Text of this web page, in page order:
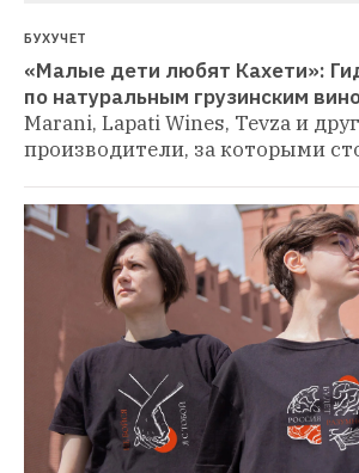
БУХУЧЕТ
«Малые дети любят Кахети»:
по натуральным грузинским
Marani, Lapati Wines, Tevza и
производители, за которыми